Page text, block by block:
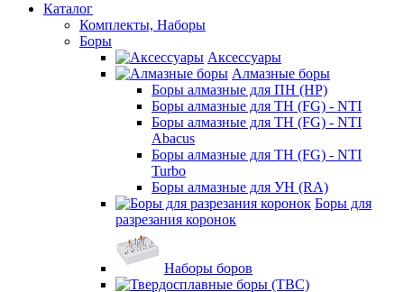
Каталог
Комплекты, Наборы
Боры
Аксессуары
Алмазные боры
Боры алмазные для ПН (HP)
Боры алмазные для ТН (FG) - NTI
Боры алмазные для ТН (FG) - NTI
Abacus
Боры алмазные для ТН (FG) - NTI
Turbo
Боры алмазные для УН (RA)
Боры для
разрезания коронок
Наборы боров